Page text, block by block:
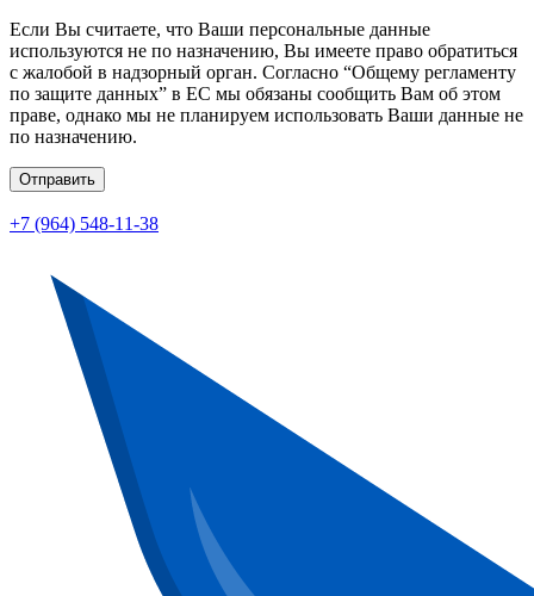
Если Вы считаете, что Ваши персональные данные
используются не по назначению, Вы имеете право обратиться
с жалобой в надзорный орган. Согласно “Общему регламенту
по защите данных” в ЕС мы обязаны сообщить Вам об этом
праве, однако мы не планируем использовать Ваши данные не
по назначению.
Отправить
+7 (964) 548-11-38